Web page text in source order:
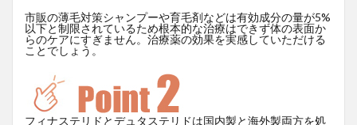
市販の薄毛対策シャンプーや育毛剤などは有効成分の量が5%
以下と制限されているため根本的な治療はできず体の表面か
らのケアにすぎません。治療薬の効果を実感していただける
ことでしょう。
フィナステリドとデュタステリドは国内製と海外製両方を処